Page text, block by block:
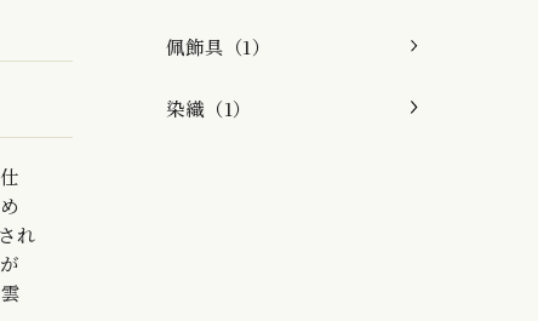
れ
佩飾具（1）
染織（1）